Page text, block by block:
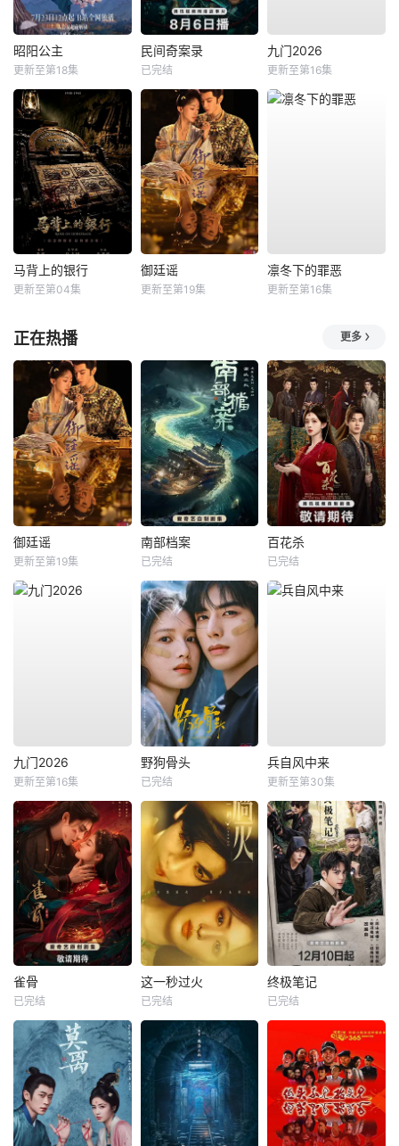
昭阳公主
更新至第18集
民间奇案录
已完结
九门2026
更新至第16集
马背上的银行
更新至第04集
御廷谣
更新至第19集
凛冬下的罪恶
更新至第16集
正在热播 更多
御廷谣
更新至第19集
南部档案
已完结
百花杀
已完结
九门2026
更新至第16集
野狗骨头
已完结
兵自风中来
更新至第30集
雀骨
已完结
这一秒过火
已完结
终极笔记
已完结